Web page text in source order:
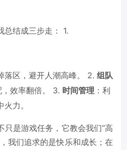
总结成三步走： 1.
落区，避开人潮高峰。 2. 组队
，效率翻倍。 3. 时间管理 ：利
力。
只是游戏任务，它教会我们“高
我们追求的是快乐和成长；在